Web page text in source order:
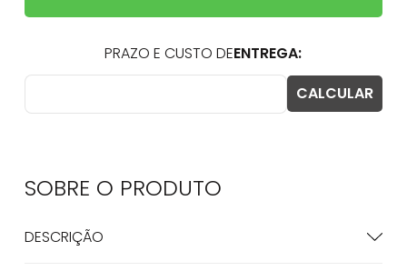
SOBRE O PRODUTO
DESCRIÇÃO